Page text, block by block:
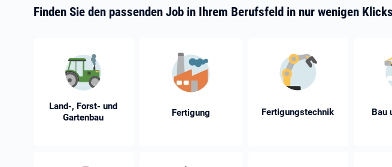
Finden Sie den passenden Job in Ihrem Berufsfeld in nur wenigen Klicks
Land-, Forst- und
Gartenbau
Fertigung Fertigungstechnik Bau